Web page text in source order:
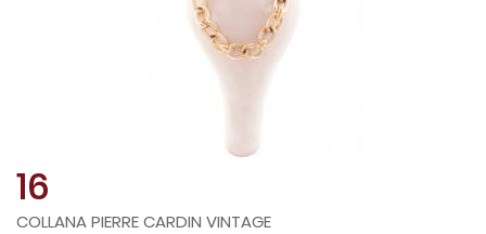
16
COLLANA PIERRE CARDIN VINTAGE